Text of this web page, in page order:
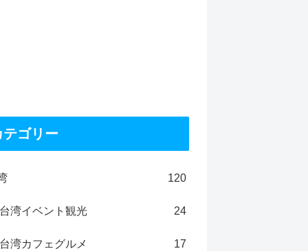
テゴリー
120
湾イベント観光 24
湾カフェグルメ 17